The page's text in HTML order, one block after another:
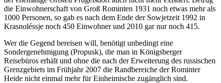
die Einwohnerschaft von Groß Rominten 1931 noch etwas mehr als
1000 Personen, so gab es nach dem Ende der Sowjetzeit 1992 in
Krasnoléssje noch 450 Einwohner und 2010 gar nur noch 415.
Wer die Gegend bereisen will, benötigt unbedingt eine
Sondergenehmigung (Propusk), die man in Königsberger
Reisebüros erhält und ohne die nach der Erweiterung des russischen
Grenzgebiets im Frühjahr 2007 die Randbereiche der Rominter
Heide nicht einmal mehr für Einheimische zugänglich sind.